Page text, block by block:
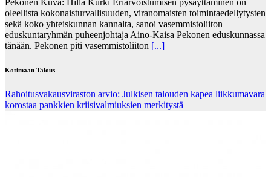
oleellista kokonaisturvallisuuden, viranomaisten toimintaedellytysten
sekä koko yhteiskunnan kannalta, sanoi vasemmistoliiton
eduskuntaryhmän puheenjohtaja Aino-Kaisa Pekonen eduskunnassa
tänään. Pekonen piti vasemmistoliiton [...]
Kotimaan Talous
Rahoitusvakausviraston arvio: Julkisen talouden kapea liikkumavara
korostaa pankkien kriisivalmiuksien merkitystä